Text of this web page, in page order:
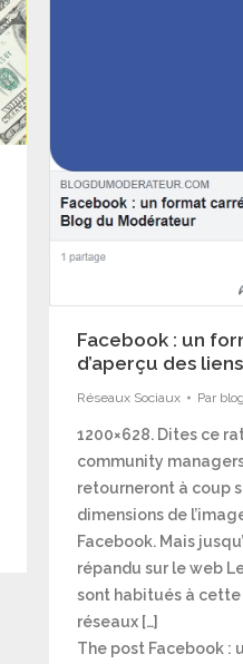
Facebook : un
d’aperçu des
Réseaux Sociaux Par
1200×628. Dites ce
community
retourneront à coup
dimensions de
Facebook. Mais
répandu sur le web
sont habitués à cette
réseaux […]
The post Facebook :